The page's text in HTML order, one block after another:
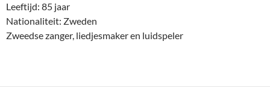
Leeftijd: 85 jaar
Nationaliteit: Zweden
Zweedse zanger, liedjesmaker en luidspeler